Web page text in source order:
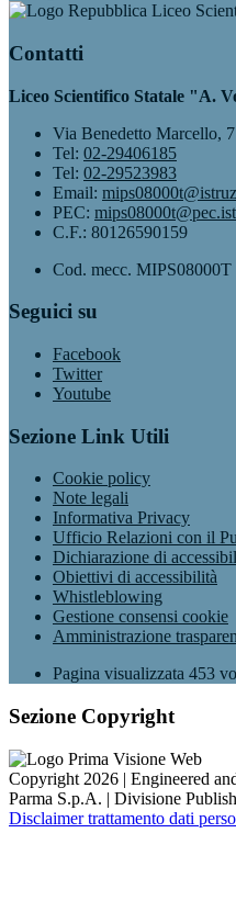
Liceo
Contatti
Liceo Scientifico Statale "A.
Via Benedetto Marcello,
Tel: 02-29406185
Tel: 02-29523983
Email:
PEC:
C.F.: 80126590159
Cod. mecc. MIPS08000T
Seguici su
Facebook
Twitter
Youtube
Sezione Link Utili
Cookie policy
Note legali
Informativa Privacy
Ufficio Relazioni con il
Dichiarazione di
Obiettivi di accessibilità
Whistleblowing
Gestione consensi cookie
Amministrazione
Pagina visualizzata 453
Sezione Copyright
Copyright 2026 | Engineered
Parma S.p.A. | Divisione
Disclaimer trattamento dati